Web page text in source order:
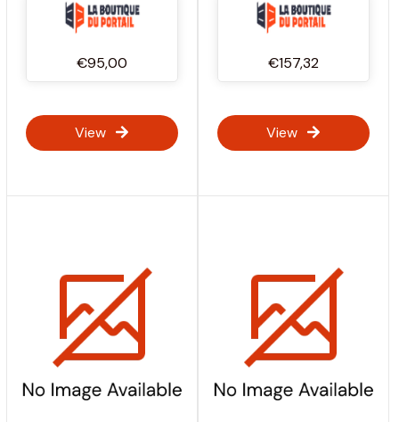
€95,00
View
MARANTEC MFZ
OVITOR
€157,32
View